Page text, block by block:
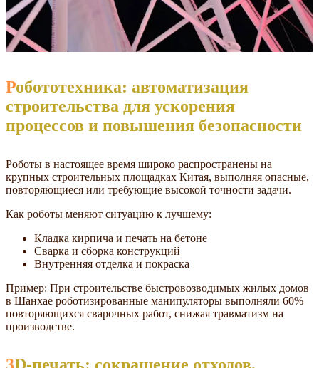
Робототехника: автоматизация
строительства для ускорения
процессов и повышения безопасности
Роботы в настоящее время широко распространены на
крупных строительных площадках Китая, выполняя опасные,
повторяющиеся или требующие высокой точности задачи.
Как роботы меняют ситуацию к лучшему:
Кладка кирпича и печать на бетоне
Сварка и сборка конструкций
Внутренняя отделка и покраска
Пример: При строительстве быстровозводимых жилых домов
в Шанхае роботизированные манипуляторы выполняли 60%
повторяющихся сварочных работ, снижая травматизм на
производстве.